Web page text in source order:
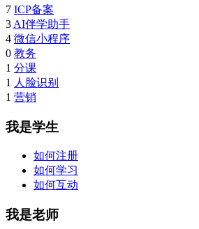
7 ICP备案
3 AI伴学助手
4 微信小程序
0 教务
1 分课
1 人脸识别
1 营销
我是学生
如何注册
如何学习
如何互动
我是老师